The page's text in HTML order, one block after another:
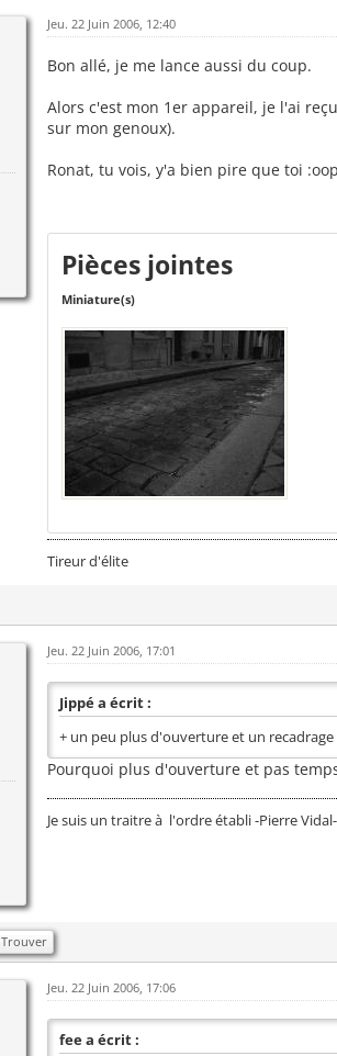
Jeu. 22 Juin 2006, 12:40
Bon allé, je me lance aussi du coup.
Alors c'est mon 1er appareil, je l'ai
sur mon genoux).
Ronat, tu vois, y'a bien pire que toi
Pièces jointes
Miniature(s)
Tireur d'élite
Jeu. 22 Juin 2006, 17:01
Jippé a écrit :
+ un peu plus d'ouverture et un recadrage
Pourquoi plus d'ouverture et pas
Je suis un traitre à l'ordre établi -Pierre
Trouver
Jeu. 22 Juin 2006, 17:06
fee a écrit :